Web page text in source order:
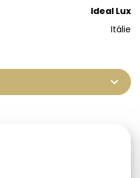
Ideal Lux
Itálie